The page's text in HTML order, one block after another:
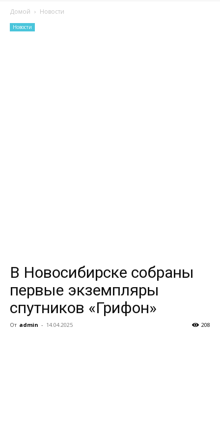
Домой Новости
Новости
В Новосибирске собраны
первые экземпляры
спутников «Грифон»
От admin - 14.04.2025 208